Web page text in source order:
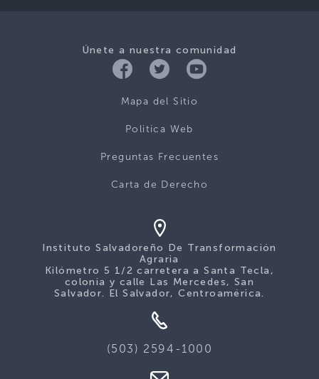
Únete a nuestra comunidad
Mapa del Sitio
Politica Web
Preguntas Frecuentes
Carta de Derecho
Instituto Salvadoreño De Transformación
Agraria
Kilómetro 5 1/2 carretera a Santa Tecla,
colonia y calle Las Mercedes, San
Salvador. El Salvador, Centroamérica.
(503) 2594-1000